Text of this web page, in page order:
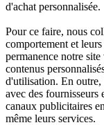
d'achat personnalisée.
Pour ce faire, nous
comportement et
permanence notre
contenus
d'utilisation. En outre,
avec des fournisseurs
canaux publicitaires
même leurs services.